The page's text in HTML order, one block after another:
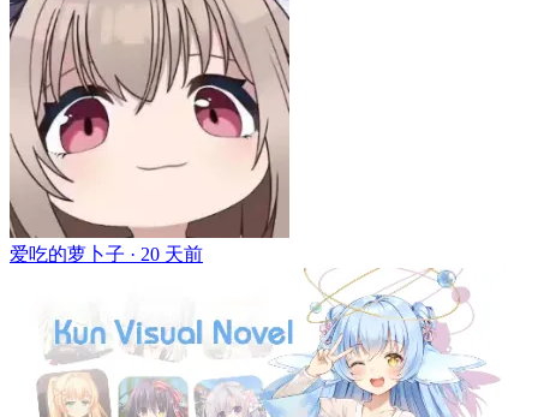
爱吃的萝卜子 · 20 天前